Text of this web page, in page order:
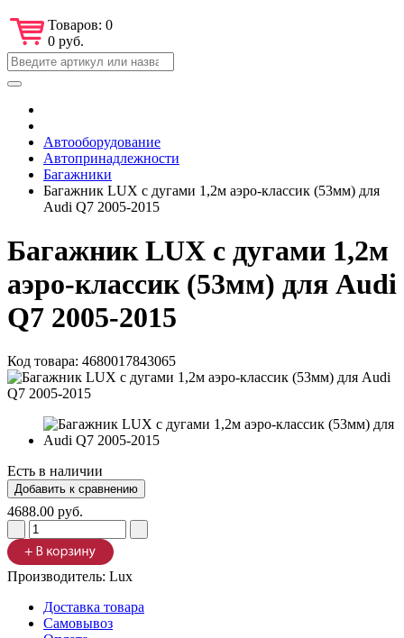
Товаров: 0
0 руб.
Автооборудование
Автопринадлежности
Багажники
Багажник LUX с дугами 1,2м аэро-классик (53мм) для
Audi Q7 2005-2015
Багажник LUX с дугами 1,2м
аэро-классик (53мм) для Audi
Q7 2005-2015
Код товара: 4680017843065
Есть в наличии
4688.00 руб.
Производитель: Lux
Доставка товара
Самовывоз